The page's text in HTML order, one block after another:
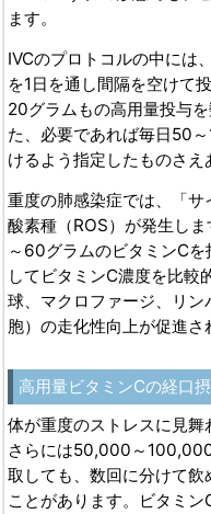
ます。
IVCのプロトコルの中に
を1日を通し間隔を空けて
20グラムもの高用量投与
た、必要であれば毎日50
けるよう指定したものさえ
重度の肺感染症では、「
酸素種（ROS）が発生し
～60グラムのビタミンC
してビタミンC濃度を比較
球、マクロファージ、リ
胞）の走化性向上が促進
高用量ビタミンCの経口
体が重度のストレスに見
さらには50,000～
取しても、数回に分けて
ことがあります。ビタミ